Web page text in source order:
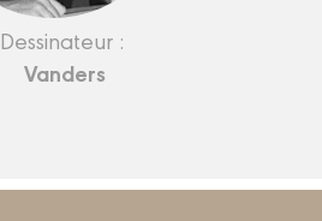
Dessinateur :
Vanders